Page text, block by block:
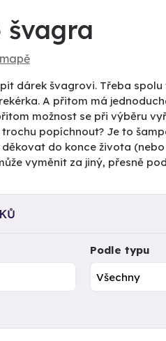
dárek švagrovi. Třeba
A přitom má
možnost se při výběru
trochu popíchnout? Je to
do konce života
vyměnit za jiný, přesně
Podle typu